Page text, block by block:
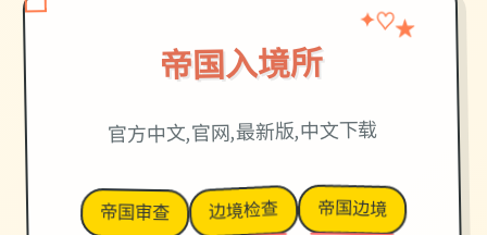
帝国入境所
✦♡★
官方中文,官网,最新版,中文下载
帝国审查 边境检查 帝国边境